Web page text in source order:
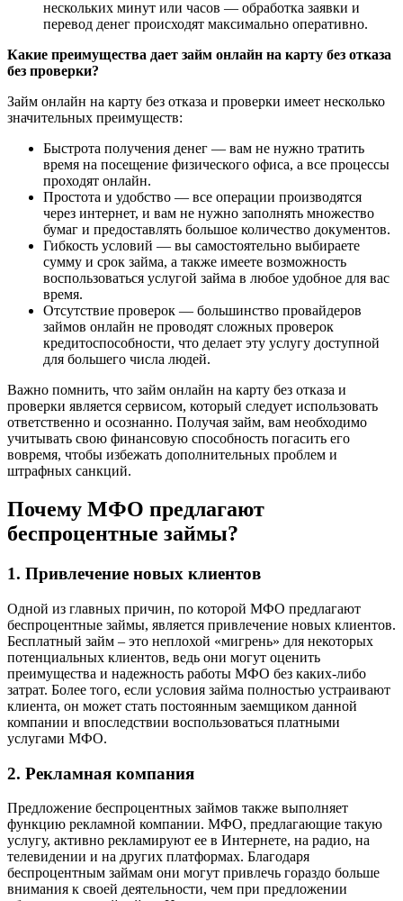
нескольких минут или часов — обработка заявки и
перевод денег происходят максимально оперативно.
Какие преимущества дает займ онлайн на карту без отказа
без проверки?
Займ онлайн на карту без отказа и проверки имеет несколько
значительных преимуществ:
Быстрота получения денег — вам не нужно тратить
время на посещение физического офиса, а все процессы
проходят онлайн.
Простота и удобство — все операции производятся
через интернет, и вам не нужно заполнять множество
бумаг и предоставлять большое количество документов.
Гибкость условий — вы самостоятельно выбираете
сумму и срок займа, а также имеете возможность
воспользоваться услугой займа в любое удобное для вас
время.
Отсутствие проверок — большинство провайдеров
займов онлайн не проводят сложных проверок
кредитоспособности, что делает эту услугу доступной
для большего числа людей.
Важно помнить, что займ онлайн на карту без отказа и
проверки является сервисом, который следует использовать
ответственно и осознанно. Получая займ, вам необходимо
учитывать свою финансовую способность погасить его
вовремя, чтобы избежать дополнительных проблем и
штрафных санкций.
Почему МФО предлагают
беспроцентные займы?
1. Привлечение новых клиентов
Одной из главных причин, по которой МФО предлагают
беспроцентные займы, является привлечение новых клиентов.
Бесплатный займ – это неплохой «мигрень» для некоторых
потенциальных клиентов, ведь они могут оценить
преимущества и надежность работы МФО без каких-либо
затрат. Более того, если условия займа полностью устраивают
клиента, он может стать постоянным заемщиком данной
компании и впоследствии воспользоваться платными
услугами МФО.
2. Рекламная компания
Предложение беспроцентных займов также выполняет
функцию рекламной компании. МФО, предлагающие такую
услугу, активно рекламируют ее в Интернете, на радио, на
телевидении и на других платформах. Благодаря
беспроцентным займам они могут привлечь гораздо больше
внимания к своей деятельности, чем при предложении